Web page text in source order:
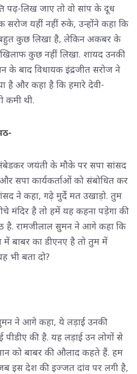
पढ़-लिख जाए तो वो सांप के दूध
सरोज यहीं नहीं रुके, उन्होंने कहा कि
बहुत कुछ लिखा है, लेकिन अकबर के
कुछ नहीं लिखा. शायद उनकी
के बाद विधायक इंद्रजीत सरोज ने
है और कहा है कि हमारे देवी-
थी.
जयंती के मौके पर सपा सांसद
सपा कार्यकर्ताओं को संबोधित कर
ने कहा, गढ़े मुर्दे मत उखाड़ो. तुम
मंदिर है तो हमें यह कहना पड़ेगा की
है. रामजीलाल सुमन ने आगे कहा कि
बाबर का डीएनए है तो तुम में
भी बता दो?
ने आगे कहा, ये लड़ाई उनकी
की है. यह लड़ाई उन लोगों से
को बाबर की औलाद कहते हैं. हम
इस देश की इज्जत दांव पर लगी है,